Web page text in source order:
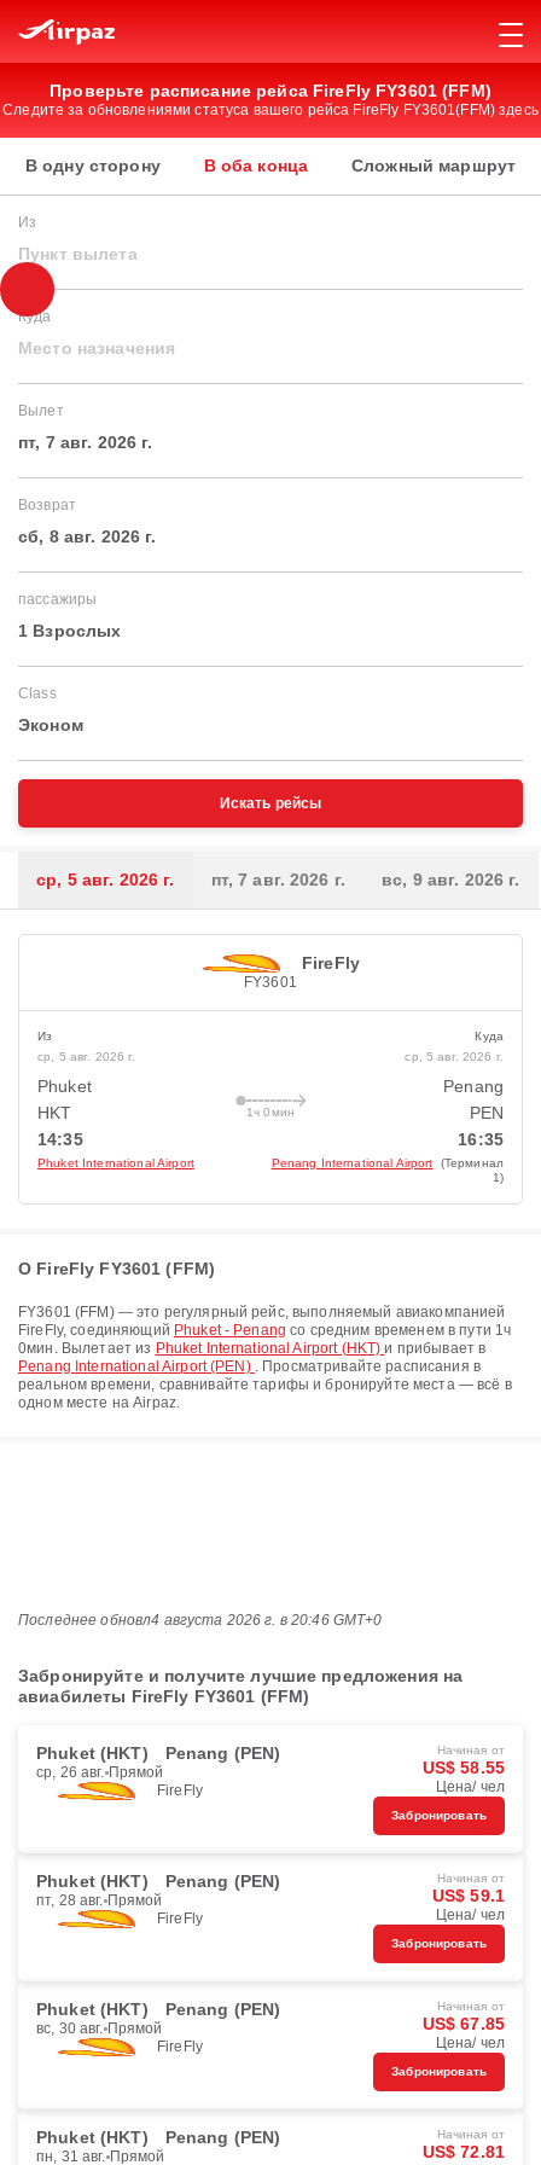
Проверьте расписание рейса FireFly FY3601 (FFM)
Следите за обновлениями статуса вашего рейса FireFly FY3601(FFM) здесь
В одну сторону В оба конца Сложный маршрут
Из
Пункт вылета
Куда
Место назначения
Вылет
пт, 7 авг. 2026 г.
Возврат
сб, 8 авг. 2026 г.
пассажиры
1 Взрослых
Class
Эконом
Искать рейсы
ср, 5 авг. 2026 г. пт, 7 авг. 2026 г. вс, 9 авг. 2026 г.
FireFly
FY3601
Из
ср, 5 авг. 2026 г.
Phuket
HKT
14:35
Phuket International Airport
1ч 0мин
Куда
ср, 5 авг. 2026 г.
Penang
PEN
16:35
Penang International Airport
(Терминал
1)
О FireFly FY3601 (FFM)
FY3601 (FFM ) — это регулярный рейс, выполняемый авиакомпанией
FireFly, соединяющий Phuket - Penang со средним временем в пути 1ч
0мин . Вылетает из Phuket International Airport (HKT)и прибывает в
Penang International Airport (PEN) . Просматривайте расписания в
реальном времени, сравнивайте тарифы и бронируйте места — всё в
одном месте на Airpaz.
Последнее обновл4 августа 2026 г. в 20:46 GMT+0
Забронируйте и получите лучшие предложения на
авиабилеты FireFly FY3601 (FFM)
Phuket (HKT) Penang (PEN)
ср, 26 авг. Прямой
FireFly
Начиная от
US$ 58.55
Цена/ чел
Забронировать
Phuket (HKT) Penang (PEN)
пт, 28 авг. Прямой
FireFly
Начиная от
US$ 59.1
Цена/ чел
Забронировать
Phuket (HKT) Penang (PEN)
вс, 30 авг. Прямой
FireFly
Начиная от
US$ 67.85
Цена/ чел
Забронировать
Phuket (HKT) Penang (PEN)
пн, 31 авг. Прямой
Начиная от
US$ 72.81